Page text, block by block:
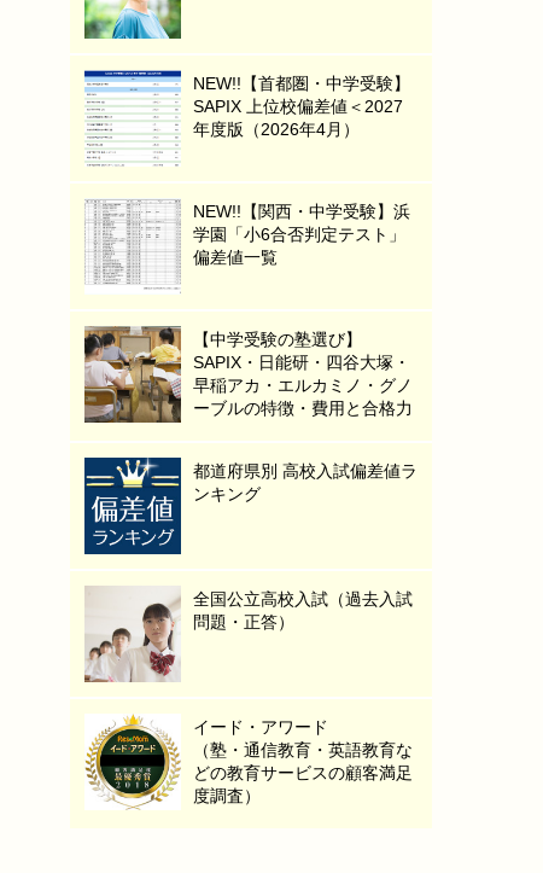
NEW!!【首都圏・中学受験】
SAPIX 上位校偏差値＜2027
年度版（2026年4月）
NEW!!【関西・中学受験】浜
学園「小6合否判定テスト」
偏差値一覧
【中学受験の塾選び】
SAPIX・日能研・四谷大塚・
早稲アカ・エルカミノ・グノ
ーブルの特徴・費用と合格力
都道府県別 高校入試偏差値ラ
ンキング
全国公立高校入試（過去入試
問題・正答）
イード・アワード
（塾・通信教育・英語教育な
どの教育サービスの顧客満足
度調査）